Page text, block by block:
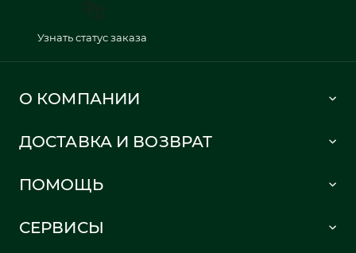
Узнать статус заказа
О КОМПАНИИ
Политика в отношении обработки персональных данных
ДОСТАВКА И ВОЗВРАТ
Информация о доставке
Правила возврата
ПОМОЩЬ
Карта сайта
СЕРВИСЫ